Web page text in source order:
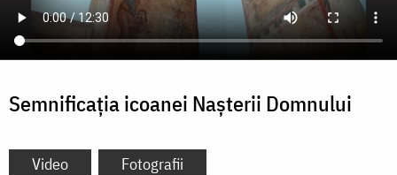
Semnificația icoanei Nașterii Domnului
Video Fotografii